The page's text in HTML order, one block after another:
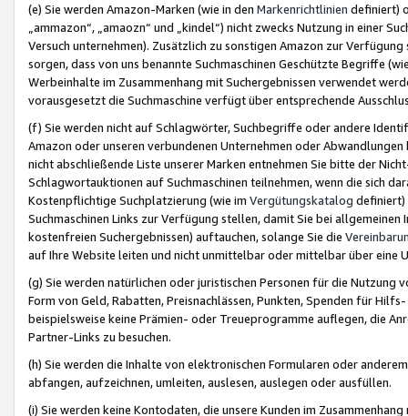
(e) Sie werden Amazon-Marken (wie in den Markenrichtlinien definiert)
„ammazon“, „amaozn“ und „kindel“) nicht zwecks Nutzung in einer
Versuch unternehmen). Zusätzlich zu sonstigen Amazon zur
sorgen, dass von uns benannte Suchmaschinen Geschützte Begriffe
Werbeinhalte im Zusammenhang mit Suchergebnissen verwendet
vorausgesetzt die Suchmaschine verfügt über entsprechende
(f) Sie werden nicht auf Schlagwörter, Suchbegriffe oder andere
Amazon oder unseren verbundenen Unternehmen oder
nicht abschließende Liste unserer Marken entnehmen Sie bitte der
Schlagwortauktionen auf Suchmaschinen teilnehmen, wenn die sich
Kostenpflichtige Suchplatzierung (wie im Vergütungskatalog definiert)
Suchmaschinen Links zur Verfügung stellen, damit Sie bei
kostenfreien Suchergebnissen) auftauchen, solange Sie die
auf Ihre Website leiten und nicht unmittelbar oder mittelbar über eine
(g) Sie werden natürlichen oder juristischen Personen für die Nutzung
Form von Geld, Rabatten, Preisnachlässen, Punkten, Spenden für
beispielsweise keine Prämien- oder Treueprogramme auflegen, die
Partner-Links zu besuchen.
(h) Sie werden die Inhalte von elektronischen Formularen oder
abfangen, aufzeichnen, umleiten, auslesen, auslegen oder ausfüllen.
(i) Sie werden keine Kontodaten, die unsere Kunden im